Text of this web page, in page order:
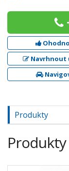
Navrhnout
Produkty
Produkty